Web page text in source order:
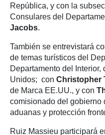
República, y con la
Consulares del
Jacobs.
También se entrevistará
de temas turísticos del
Departamento del
Unidos; con Christopher
de Marca EE.UU., y con
comisionado del gobierno
aduanas y protección
Ruiz Massieu participará